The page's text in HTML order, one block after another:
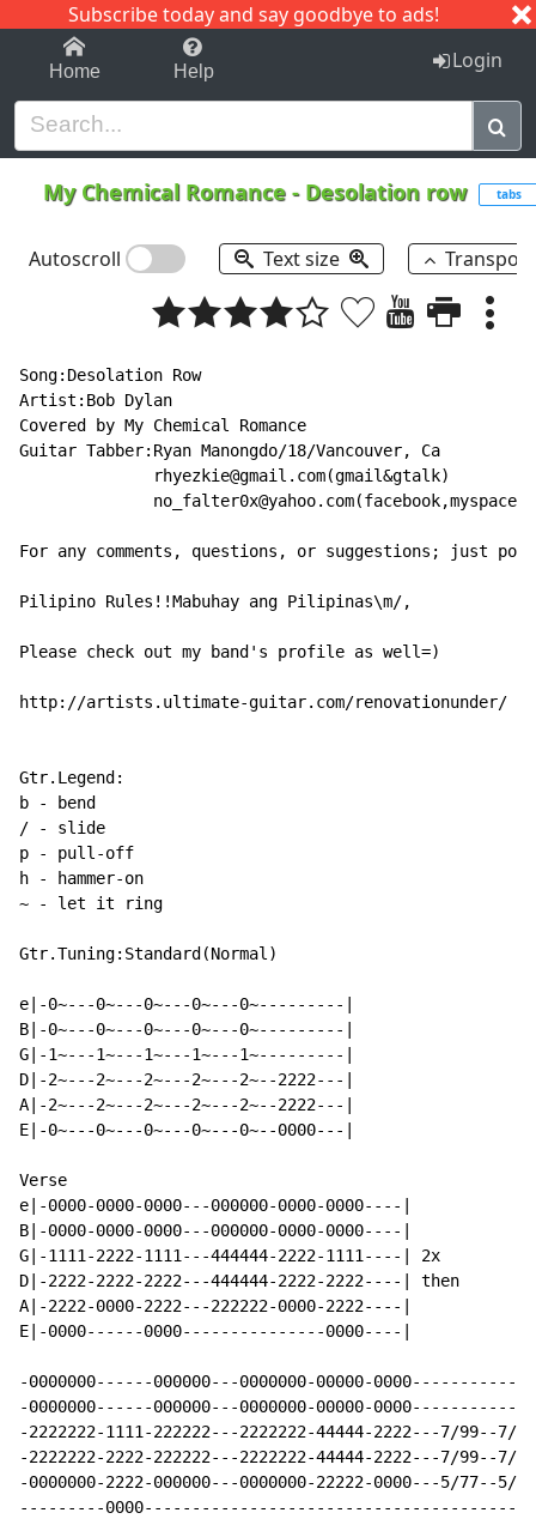
Subscribe today and say goodbye to ads!
1-9 C I J
Home Help Login
My Chemical Romance - Desolation row tabs
Autoscroll Text size
Song:Desolation Row
Artist:Bob Dylan
Covered by My Chemical Romance
Guitar Tabber:Ryan Manongdo/18/Vancouver, Ca
              rhyezkie@gmail.com(gmail&gtalk)
For any comments, questions, or suggestions; just post
Pilipino Rules!!Mabuhay ang Pilipinas\m/,
Please check out my band's profile as well=)
http://artists.ultimate-guitar.com/renovationunder/
Gtr.Legend:
b - bend
/ - slide
p - pull-off
h - hammer-on
~ - let it ring
Gtr.Tuning:Standard(Normal)
e|-0~---0~---0~---0~---0~---------|
B|-0~---0~---0~---0~---0~---------|
G|-1~---1~---1~---1~---1~---------|
D|-2~---2~---2~---2~---2~--2222---|
A|-2~---2~---2~---2~---2~--2222---|
E|-0~---0~---0~---0~---0~--0000---|
Verse
e|-0000-0000-0000---000000-0000-0000----|
B|-0000-0000-0000---000000-0000-0000----|
G|-1111-2222-1111---444444-2222-1111----| 2x
D|-2222-2222-2222---444444-2222-2222----| then
A|-2222-0000-2222---222222-0000-2222----|
E|-0000------0000---------------0000----|
-0000000------000000---0000000-00000-
-0000000------000000---0000000-00000-
-2222222-1111-222222---2222222-44444-2222---7/99--
-2222222-2222-222222---2222222-44444-2222---7/99--
-0000000-2222-000000---0000000-22222-0000---5/77--
---------